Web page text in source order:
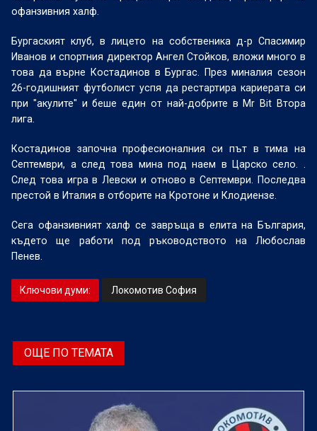
офанзивния халф.
Бургаският клуб, в лицето на собственика д-р Спасимир
Иванов и спортния директор Ангел Стойков, вложи много в
това да върне Костадинов в Бургас. През миналия сезон
26-годишният футболист успя да рестартира кариерата си
при "акулите" и беше един от най-добрите в Mr Bit Втора
лига.
Костадинов започна професионалния си път в тима на
Септември, а след това мина под наем в Царско село. .
След това игра в Левски и отново в Септември. Последва
престой в Италия в отборите на Кротоне и Клодиензе.
Сега офанзивният халф се завръща в елита на България,
където ще работи под ръководството на Любослав
Пенев.
Ключови думи: Локомотив София
ОЩЕ ПО ТЕМАТА